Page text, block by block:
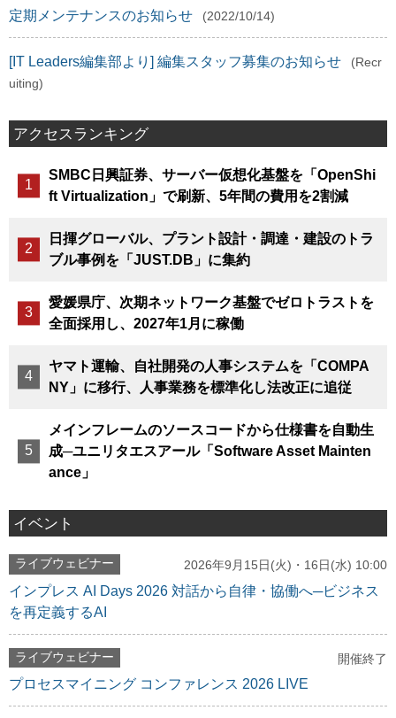
定期メンテナンスのお知らせ (2022/10/14)
[IT Leaders編集部より] 編集スタッフ募集のお知らせ
(Recr
uiting)
アクセスランキング
SMBC日興証券、サーバー仮想化基盤を「OpenShi
ft Virtualization」で刷新、5年間の費用を2割減
日揮グローバル、プラント設計・調達・建設のトラ
ブル事例を「JUST.DB」に集約
愛媛県庁、次期ネットワーク基盤でゼロトラストを
全面採用し、2027年1月に稼働
ヤマト運輸、自社開発の人事システムを「COMPA
NY」に移行、人事業務を標準化し法改正に追従
メインフレームのソースコードから仕様書を自動生
成─ユニリタエスアール「Software Asset Mainten
ance」
イベント
ライブウェビナー 2026年9月15日(火)・16日(水) 10:00
インプレス AI Days 2026 対話から自律・協働へ─ビジネス
を再定義するAI
ライブウェビナー 開催終了
プロセスマイニング コンファレンス 2026 LIVE